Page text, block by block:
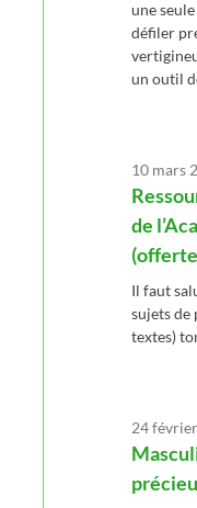
une
défiler
un outil
10 mars
de
Il faut
sujets de
textes)
24